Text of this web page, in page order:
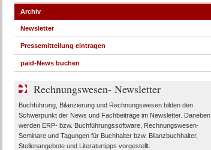
Archiv
Newsletter
Pressemitteilung eintragen
paid-News buchen
Rechnungswesen- Newsletter
Buchführung, Bilanzierung und Rechnungswesen bilden den
Schwerpunkt der News und Fachbeiträge im Newsletter. Daneben
werden ERP- bzw. Buchführungssoftware, Rechnungswesen-
Seminare und Tagungen für Buchhalter bzw. Bilanzbuchhalter,
Stellenangebote und Literaturtipps vorgestellt.